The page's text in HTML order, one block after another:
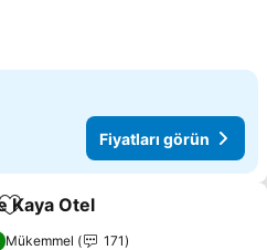
Fiyatları görün
Favorilerime ekle
Kaya Otel
Mükemmel
171